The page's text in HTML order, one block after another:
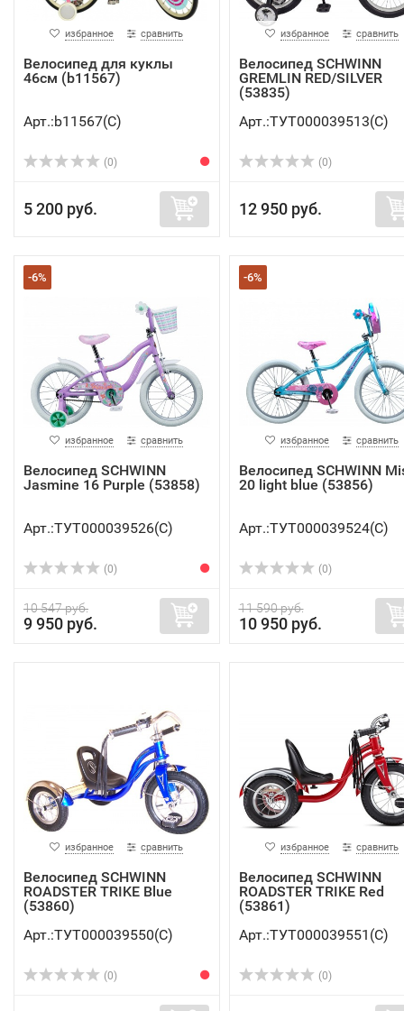
избранное сравнить
Велосипед для куклы
46см (b11567)
Арт.:b11567(C)
(0)
5 200 руб.
избранное сравнить
Велосипед SCHWINN
GREMLIN RED/SILVER
(53835)
Арт.:ТУТ000039513(C)
(0)
12 950 руб.
-6%
избранное сравнить
Велосипед SCHWINN
Jasmine 16 Purple (53858)
Арт.:ТУТ000039526(C)
(0)
10 547 руб.
9 950 руб.
-6%
избранное сравнить
Велосипед SCHWINN
20 light blue (53856)
Арт.:ТУТ000039524(C)
(0)
11 590 руб.
10 950 руб.
избранное сравнить
Велосипед SCHWINN
ROADSTER TRIKE Blue
(53860)
Арт.:ТУТ000039550(C)
(0)
избранное сравнить
Велосипед SCHWINN
ROADSTER TRIKE Red
(53861)
Арт.:ТУТ000039551(C)
(0)